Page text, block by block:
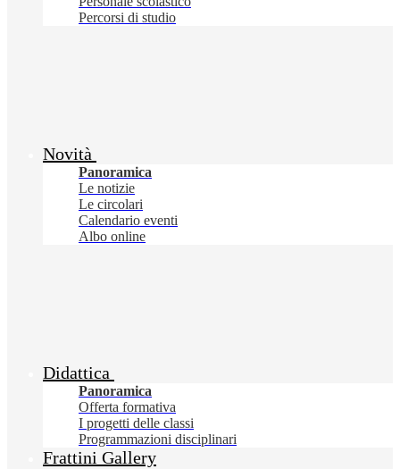
Percorsi di studio
Novità
Panoramica
Le notizie
Le circolari
Calendario eventi
Albo online
Didattica
Panoramica
Offerta formativa
I progetti delle classi
Programmazioni disciplinari
Frattini Gallery